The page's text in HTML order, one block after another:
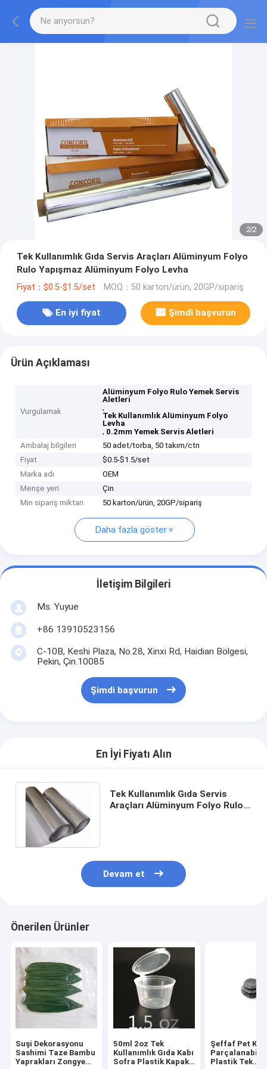
2/2
Tek Kullanımlık Gıda Servis Araçları Alüminyum Folyo
Rulo Yapışmaz Alüminyum Folyo Levha
Fiyat：$0.5-$1.5/set MOQ：50 karton/ürün, 20GP/sipariş
En iyi fiyat Şimdi başvurun
Ürün Açıklaması
Vurgulamak
Alüminyum Folyo Rulo Yemek Servis
Aletleri
,
Tek Kullanımlık Alüminyum Folyo
Levha
, 0.2mm Yemek Servis Aletleri
Ambalaj bilgileri
50 adet/torba, 50 takım/ctn
Fiyat
$0.5-$1.5/set
Marka adı
OEM
Menşe yeri
Çin
Min sipariş miktarı
50 karton/ürün, 20GP/sipariş
Daha fazla göster
İletişim Bilgileri
Ms. Yuyue
+86 13910523156
C-10B, Keshi Plaza, No.28, Xinxi Rd, Haidian Bölgesi,
Pekin, Çin.10085
Şimdi başvurun
En İyi Fiyatı Alın
Tek Kullanımlık Gıda Servis
Araçları Alüminyum Folyo Rulo
Devam et
Önerilen Ürünler
Suşi Dekorasyonu
Sashimi Taze Bambu
Yaprakları Zongye
50ml 2oz Tek
Kullanımlık Gıda Kabı
Sofra Plastik Kapaklı
Şeffaf Pet
Parçalanabilir
Plastik Tek